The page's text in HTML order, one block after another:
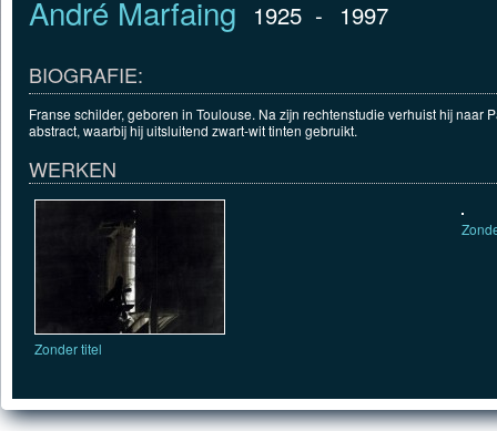
André Marfaing 1925 - 1997
BIOGRAFIE:
Franse schilder, geboren in Toulouse. Na zijn rechtenstudie verhuist hij
abstract, waarbij hij uitsluitend zwart-wit tinten gebruikt.
WERKEN
Zonder titel